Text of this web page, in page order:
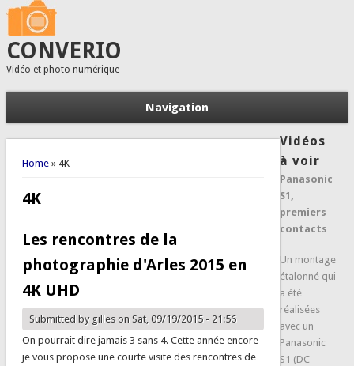
CONVERIO
Vidéo et photo numérique
Navigation
You are here
Home» 4K
4K
Les rencontres de la
photographie d'Arles 2015 en
4K UHD
Submitted by gilleson Sat, 09/19/2015 - 21:56
On pourrait dire jamais 3 sans 4. Cette année encore
je vous propose une courte visite des rencontres de
Vidéos
à voir
Panasonic
S1,
premiers
contacts
Un montage
étalonné qui
a été
réalisées
avec un
Panasonic
S1 (DC-